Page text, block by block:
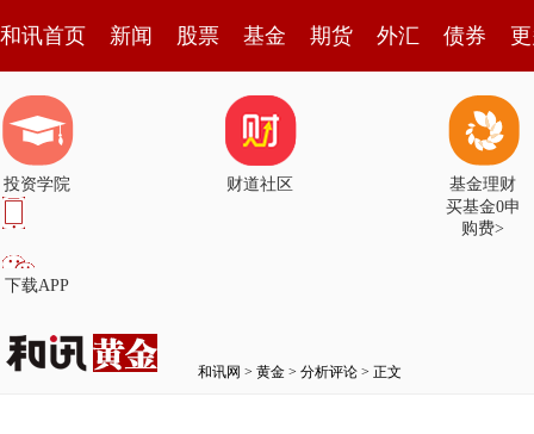
和讯首页 新闻 股票 基金 期货 外汇 债券
投资学院 财道社区
基金理财
买基金0申
购费>
下载APP
和讯网 > 黄金 > 分析评论 > 正文